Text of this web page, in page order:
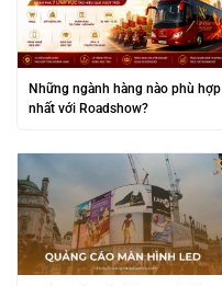
Những ngành hàng nào phù hợp
nhất với Roadshow?